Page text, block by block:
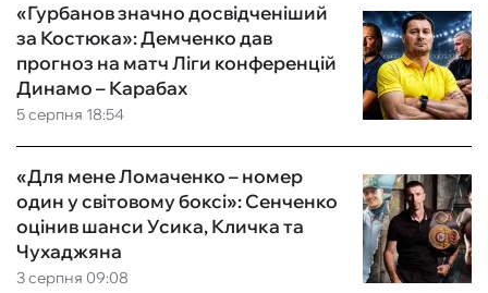
5 серпня 18:54
«Гурбанов значно досвідченіший
за Костюка»: Демченко дав
прогноз на матч Ліги конференцій
Динамо – Карабах
3 серпня 09:08
«Для мене Ломаченко – номер
один у світовому боксі»: Сенченко
оцінив шанси Усика, Кличка та
Чухаджяна